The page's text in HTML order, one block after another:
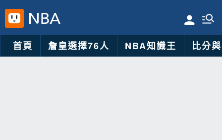
首頁 詹皇選擇76人 NBA知識王 比分